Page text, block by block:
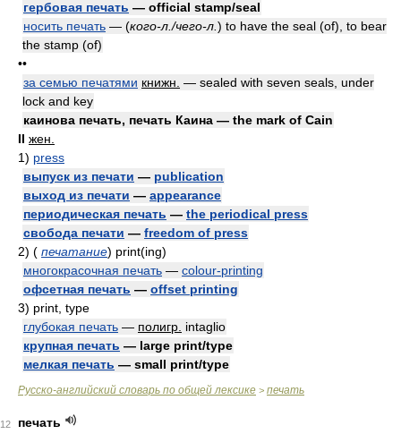
гербовая печать — official stamp/seal
носить печать — (кого-л./чего-л. ) to have the seal (of), to bear
the stamp (of)
••
за семью печатями книжн. — sealed with seven seals, under
lock and key
каинова печать, печать Каина — the mark of Cain
II жен.
1) press
выпуск из печати — publication
выход из печати — appearance
периодическая печать — the periodical press
свобода печати — freedom of press
2) ( печатание) print(ing)
многокрасочная печать — colour-printing
офсетная печать — offset printing
3) print, type
глубокая печать — полигр. intaglio
крупная печать — large print/type
мелкая печать — small print/type
Русско-английский словарь по общей лексике > печать
12
печать